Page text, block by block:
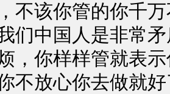
不该你管的你千
们中国人是非常
，你样样管就表
不放心你去做就